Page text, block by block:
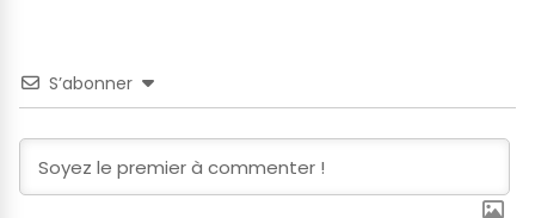
S’abonner